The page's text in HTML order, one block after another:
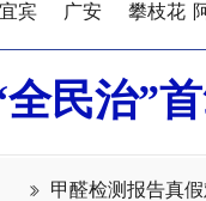
宜宾 广安 攀枝花
民治”
